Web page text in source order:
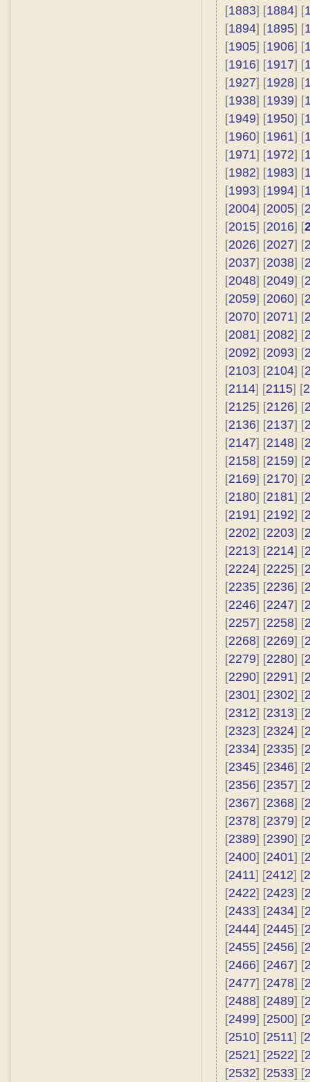
[1883] [1884] [
[1894] [1895] [
[1905] [1906] [
[1916] [1917] [
[1927] [1928] [
[1938] [1939] [
[1949] [1950] [
[1960] [1961] [
[1971] [1972] [
[1982] [1983] [
[1993] [1994] [
[2004] [2005] [
[2015] [2016] [
[2026] [2027] [
[2037] [2038] [
[2048] [2049] [
[2059] [2060] [
[2070] [2071] [
[2081] [2082] [
[2092] [2093] [
[2103] [2104] [
[2114] [2115] [
[2125] [2126] [
[2136] [2137] [
[2147] [2148] [
[2158] [2159] [
[2169] [2170] [
[2180] [2181] [
[2191] [2192] [
[2202] [2203] [
[2213] [2214] [
[2224] [2225] [
[2235] [2236] [
[2246] [2247] [
[2257] [2258] [
[2268] [2269] [
[2279] [2280] [
[2290] [2291] [
[2301] [2302] [
[2312] [2313] [
[2323] [2324] [
[2334] [2335] [
[2345] [2346] [
[2356] [2357] [
[2367] [2368] [
[2378] [2379] [
[2389] [2390] [
[2400] [2401] [
[2411] [2412] [
[2422] [2423] [
[2433] [2434] [
[2444] [2445] [
[2455] [2456] [
[2466] [2467] [
[2477] [2478] [
[2488] [2489] [
[2499] [2500] [
[2510] [2511] [
[2521] [2522] [
[2532] [2533] [